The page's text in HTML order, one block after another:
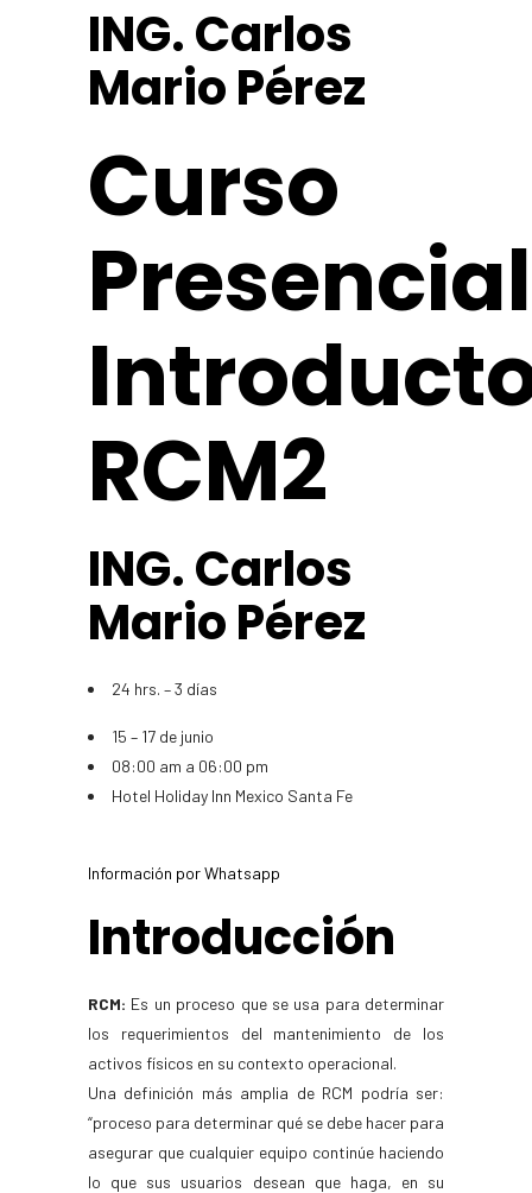
ING. Carlos
Mario Pérez
Curso
Presencial
RCM2
ING. Carlos
Mario Pérez
24 hrs. – 3 días
15 – 17 de junio
08:00 am a 06:00 pm
Hotel Holiday Inn Mexico Santa Fe
Información por Whatsapp
Introducción
RCM: Es un proceso que se usa para determinar
los requerimientos del mantenimiento de los
activos físicos en su contexto operacional.
Una definición más amplia de RCM podría ser:
“proceso para determinar qué se debe hacer para
asegurar que cualquier equipo continúe haciendo
lo que sus usuarios desean que haga, en su